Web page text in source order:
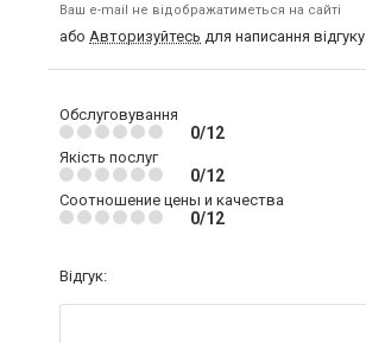
Ваш e-mail не відображатиметься на сайті
або Авторизуйтесь для написання відгуку
Обслуговування
0/12
Якість послуг
0/12
Соотношение цены и качества
0/12
Відгук: